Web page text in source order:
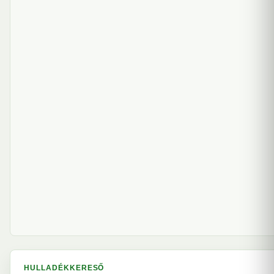
HULLADÉKKERESŐ